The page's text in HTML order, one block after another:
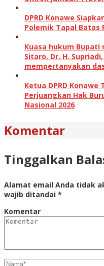
DPRD Konawe
Polemik Tapal Batas
Kuasa hukum
Sitaro, Dr. H. Supriadi,
mempertanyakan
Ketua DPRD
Perjuangkan Hak
Nasional 2026
Komentar
Tinggalkan
Alamat email Anda tidak
wajib ditandai *
Komentar